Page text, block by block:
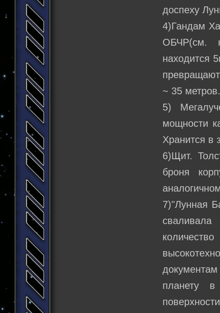
доспеху
4)Гандам
ОБЧР(см.
находится
~ 35
5)
мощности
Хранится в
6)Щит.
броня
7)"Лунная
планету в